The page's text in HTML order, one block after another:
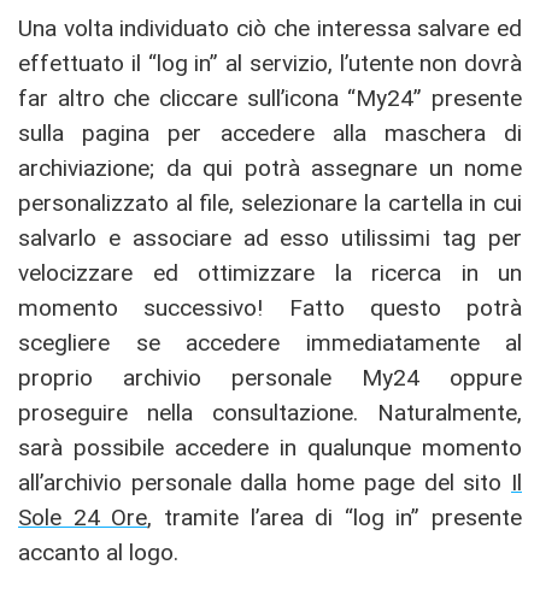
Una volta individuato ciò che interessa salvare ed
effettuato il “log in” al servizio, l’utente non dovrà
far altro che cliccare sull’icona “My24” presente
sulla pagina per accedere alla maschera di
archiviazione; da qui potrà assegnare un nome
personalizzato al file, selezionare la cartella in cui
salvarlo e associare ad esso utilissimi tag per
velocizzare ed ottimizzare la ricerca in un
momento successivo! Fatto questo potrà
scegliere se accedere immediatamente al
proprio archivio personale My24 oppure
proseguire nella consultazione. Naturalmente,
sarà possibile accedere in qualunque momento
all’archivio personale dalla home page del sito Il
Sole 24 Ore, tramite l’area di “log in” presente
accanto al logo.